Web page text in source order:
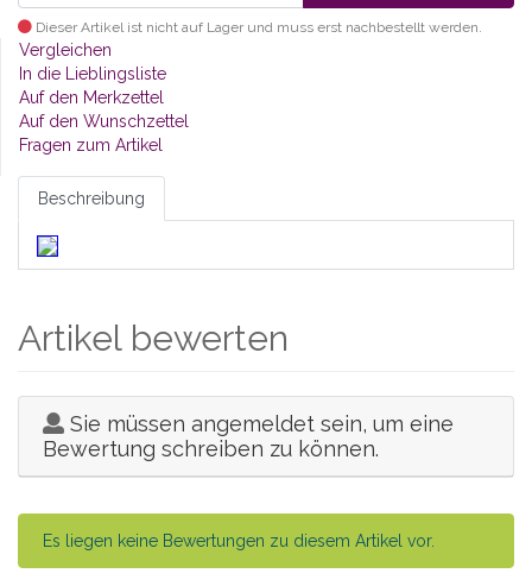
Dieser Artikel ist nicht auf Lager und muss erst nachbestellt werden.
Vergleichen
In die Lieblingsliste
Auf den Merkzettel
Auf den Wunschzettel
Fragen zum Artikel
Beschreibung
Artikel bewerten
Sie müssen angemeldet sein, um eine
Bewertung schreiben zu können.
Es liegen keine Bewertungen zu diesem Artikel vor.